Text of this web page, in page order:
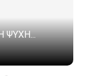
ΨΥΧΗ...